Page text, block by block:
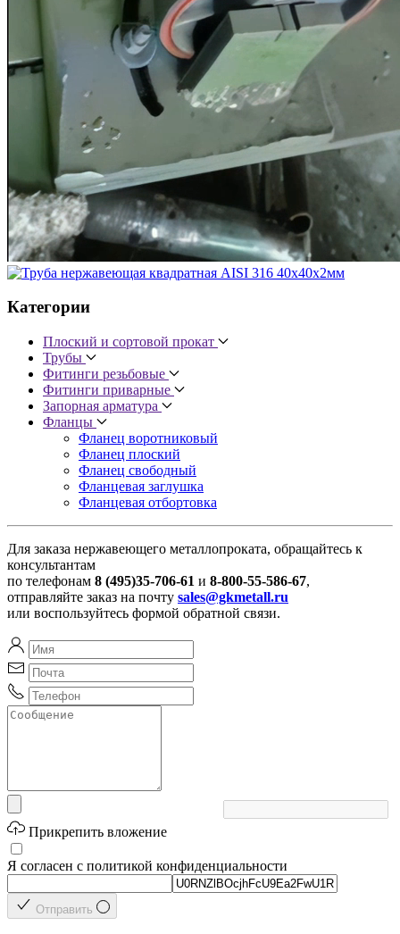
Категории
Плоский и сортовой прокат
Трубы
Фитинги резьбовые
Фитинги приварные
Запорная арматура
Фланцы
Фланец воротниковый
Фланец плоский
Фланец свободный
Фланцевая заглушка
Фланцевая отбортовка
Для заказа нержавеющего металлопроката, обращайтесь к
консультантам
по телефонам 8 (495)35-706-61 и 8-800-55-586-67,
отправляйте заказ на почту sales@gkmetall.ru
или воспользуйтесь формой обратной связи.
Прикрепить вложение
Я согласен с политикой конфиденциальности
Отправить